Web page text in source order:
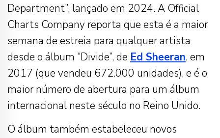
Department”, lançado em 2024. A Official
Charts Company reporta que esta é a maior
semana de estreia para qualquer artista
desde o álbum “Divide”, de Ed Sheeran, em
2017 (que vendeu 672.000 unidades), e é o
maior número de abertura para um álbum
internacional neste século no Reino Unido.
O álbum também estabeleceu novos